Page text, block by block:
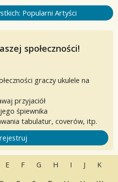
Popularni Artyści
społeczności!
graczy ukulele na
przyjaciół
śpiewnika
tabulatur, coverów, itp.
E F G H I J
K